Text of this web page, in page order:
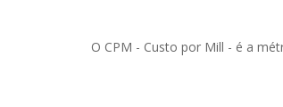
O CPM - Custo por Mill - é a